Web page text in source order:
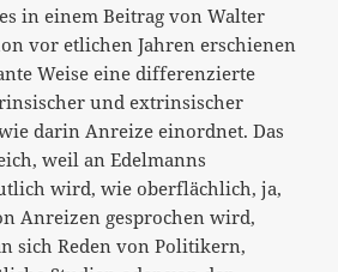
in einem Beitrag von Walter
vor etlichen Jahren erschienen
Weise eine differenzierte
und extrinsischer
darin Anreize einordnet. Das
weil an Edelmanns
wird, wie oberflächlich, ja,
Anreizen gesprochen wird,
sich Reden von Politikern,